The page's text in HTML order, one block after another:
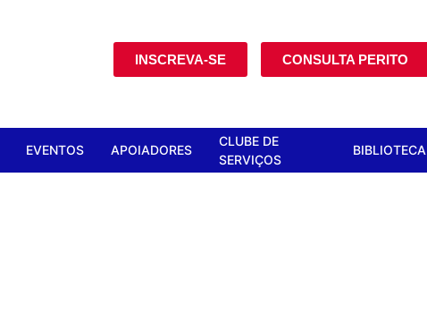
INSCREVA-SE CONSULTA PERITO
EVENTOS APOIADORES
CLUBE DE
SERVIÇOS
BIBLIOTECA